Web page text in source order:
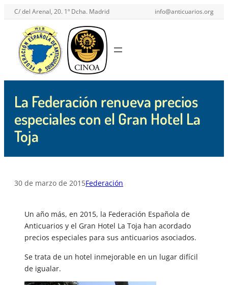
Saltar
al
contenido
C/ del Arenal, 20. 1º Dcha. Madrid info@anticuarios.org
La Federación renueva precios
especiales con el Gran Hotel La
Toja
30 de marzo de 2015Federación
Un año más, en 2015, la Federación Española de
Anticuarios y el Gran Hotel La Toja han acordado
precios especiales para sus anticuarios asociados.
Se trata de un hotel inmejorable en un lugar difícil
de igualar.